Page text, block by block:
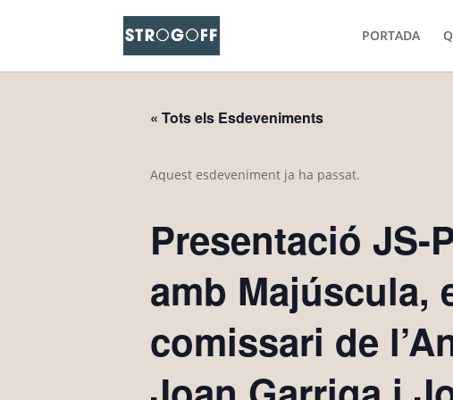
PORTADA
« Tots els Esdeveniments
Aquest esdeveniment ja ha passat.
Presentació JS-
amb Majúscula,
comissari de